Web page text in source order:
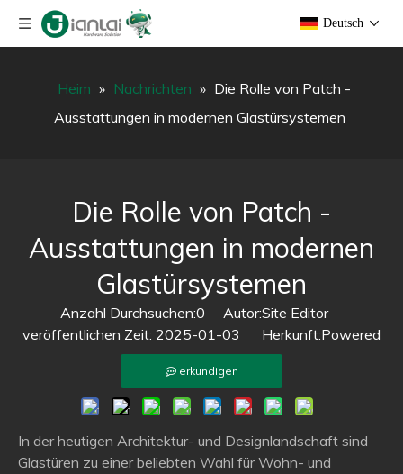
Deutsch
Heim » Nachrichten » Die Rolle von Patch -
Ausstattungen in modernen Glastürsystemen
Die Rolle von Patch -
Ausstattungen in modernen
Glastürsystemen
Anzahl Durchsuchen:0 Autor:Site Editor
veröffentlichen Zeit: 2025-01-03 Herkunft:Powered
erkundigen
In der heutigen Architektur- und Designlandschaft sind
Glastüren zu einer beliebten Wahl für Wohn- und